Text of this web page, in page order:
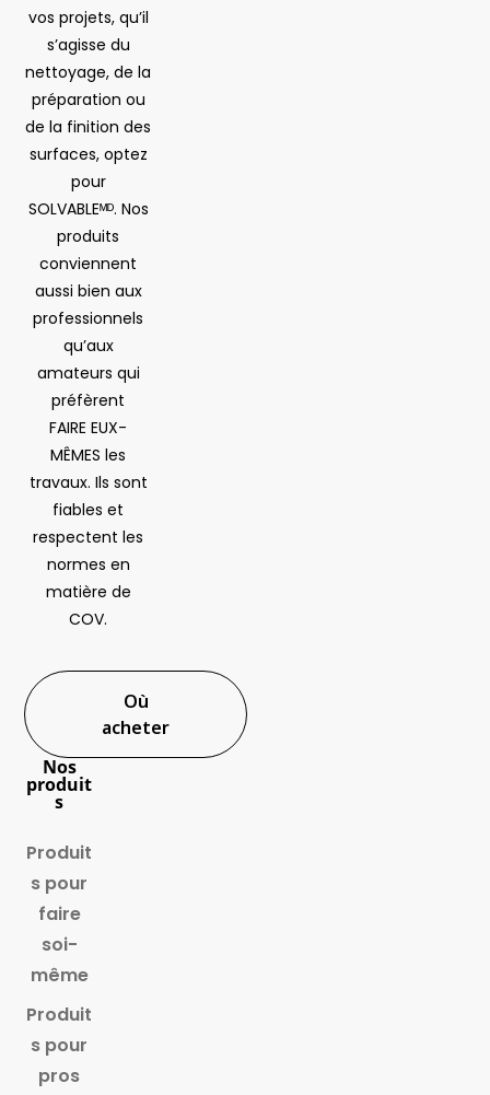
vos projets, qu’il
s’agisse du
nettoyage, de la
préparation ou
de la finition des
surfaces, optez
pour
SOLVABLEᴹᴰ. Nos
produits
conviennent
aussi bien aux
professionnels
qu’aux
amateurs qui
préfèrent
FAIRE EUX-
MÊMES les
travaux. Ils sont
fiables et
respectent les
normes en
matière de
COV.
Où
acheter
Nos
produit
s
Produit
s pour
faire
soi-
même
Produit
s pour
pros